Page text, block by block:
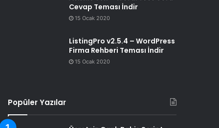
Cevap Teması İndir
15 Ocak 2020
ListingPro v2.5.4 – WordPress
Firma Rehberi Teması İndir
15 Ocak 2020
Popüler Yazılar